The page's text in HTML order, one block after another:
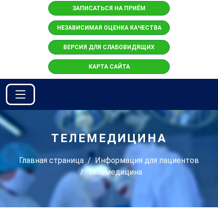
ЗАПИСАТЬСЯ НА ПРИЁМ
НЕЗАВИСИМАЯ ОЦЕНКА КАЧЕСТВА
ВЕРСИЯ ДЛЯ СЛАБОВИДЯЩИХ
КАРТА САЙТА
ТЕЛЕМЕДИЦИНА
Главная страница
Информация для пациентов
Телемедицина